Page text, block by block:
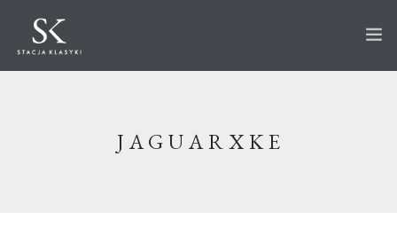
AUTA NA SPRZEDAŻ
JAGUARXKE